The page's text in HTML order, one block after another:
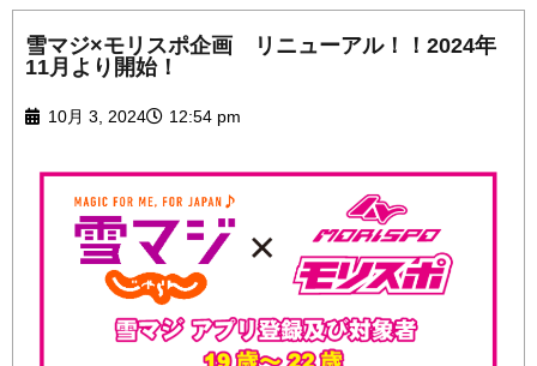
雪マジ×モリスポ企画 リニューアル！！2024年
11月より開始！
10月 3, 2024 12:54 pm